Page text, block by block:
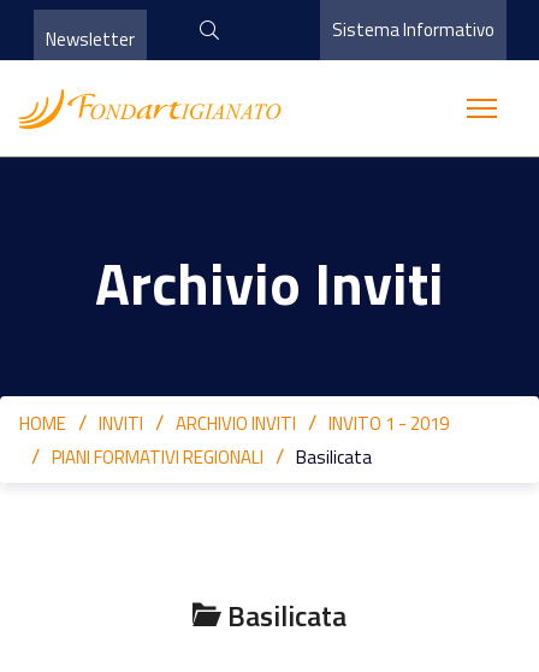
Newsletter Sistema Informativo
Archivio Inviti
HOME INVITI ARCHIVIO INVITI
INVITO 1 - 2019
PIANI FORMATIVI REGIONALI
Basilicata
Basilicata